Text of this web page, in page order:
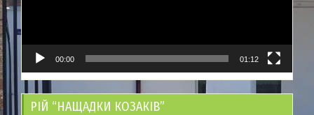
00:00 01:12
РІЙ “НАЩАДКИ КОЗАКІВ”